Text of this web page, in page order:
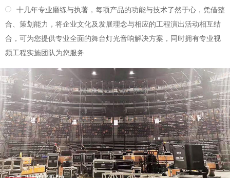
十几年专业磨练与执著，每项产品的功能与技术了然于心，凭借整
合、策划能力，将企业文化及发展理念与相应的工程演出活动相互结
合，可为您提供专业全面的舞台灯光音响解决方案，同时拥有专业视
频工程实施团队为您服务